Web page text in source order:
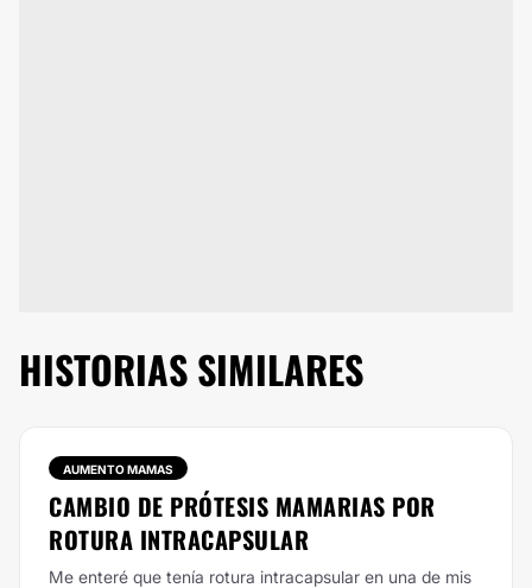
HISTORIAS SIMILARES
AUMENTO MAMAS
CAMBIO DE PRÓTESIS MAMARIAS POR
ROTURA INTRACAPSULAR
Me enteré que tenía rotura intracapsular en una de mis